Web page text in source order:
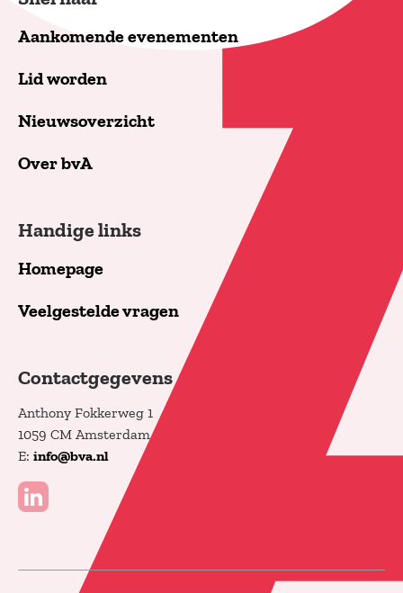
Aankomende evenementen
Lid worden
Nieuwsoverzicht
Over bvA
Handige links
Homepage
Veelgestelde vragen
Contactgegevens
Anthony Fokkerweg 1
1059 CM Amsterdam
E: info@bva.nl